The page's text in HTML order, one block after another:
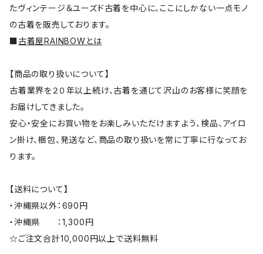
たヴィンテージ＆ユーズド古着を中心に、ここにしかない一点モノ
の古着を販売しております。
■古着屋RAINBOWとは
【商品の取り扱いについて】
古着業界を２０年以上続け、古着を通じて沢山のお客様に笑顔を
お届けしてきました。
安心・安全にお買い物をお楽しみいただけますよう、検品、アイロ
ン掛け、梱包、発送など、商品の取り扱いを常に丁寧に行なってお
ります。
【送料について】
・沖縄県以外：690円
・沖縄県 ：1,300円
☆ご注文合計10,000円以上で送料無料